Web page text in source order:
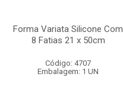
Forma Variata Silicone Com
8 Fatias 21 x 50cm
Código: 4707
Embalagem: 1 UN